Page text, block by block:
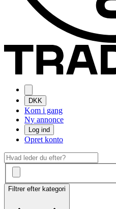
DKK
Kom i gang
Ny annonce
Log ind
Opret konto
Filtrer efter kategori